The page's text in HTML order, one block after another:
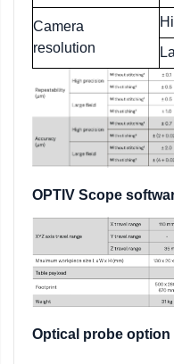
Camera
resolution
OPTIV Scope
Optical probe option